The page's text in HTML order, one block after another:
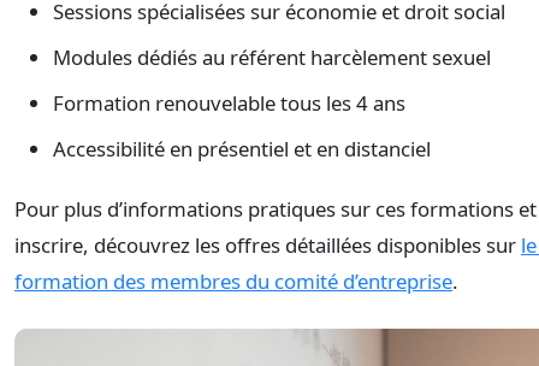
Sessions spécialisées sur économie et droit social
Modules dédiés au référent harcèlement sexuel
Formation renouvelable tous les 4 ans
Accessibilité en présentiel et en distanciel
Pour plus d’informations pratiques sur ces formations
inscrire, découvrez les offres détaillées disponibles sur
formation des membres du comité d’entreprise.